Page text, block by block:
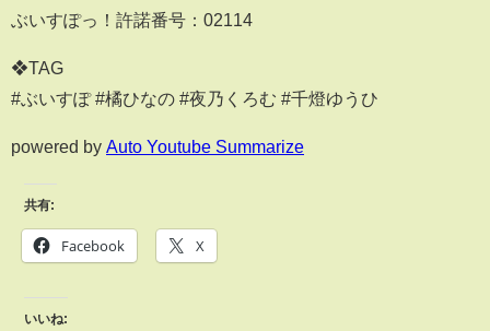
ぶいすぽっ！許諾番号：02114
❖TAG
#ぶいすぽ #橘ひなの #夜乃くろむ #千燈ゆうひ
powered by Auto Youtube Summarize
共有:
Facebook X
いいね: